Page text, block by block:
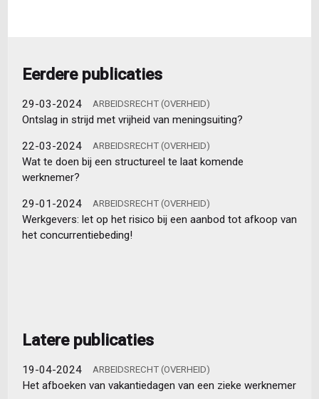
Eerdere publicaties
29-03-2024 ARBEIDSRECHT (OVERHEID)
Ontslag in strijd met vrijheid van meningsuiting?
22-03-2024 ARBEIDSRECHT (OVERHEID)
Wat te doen bij een structureel te laat komende
werknemer?
29-01-2024 ARBEIDSRECHT (OVERHEID)
Werkgevers: let op het risico bij een aanbod tot afkoop van
het concurrentiebeding!
Latere publicaties
19-04-2024 ARBEIDSRECHT (OVERHEID)
Het afboeken van vakantiedagen van een zieke werknemer